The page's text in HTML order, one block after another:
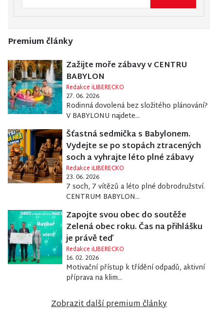
Premium články
Zažijte moře zábavy v CENTRU
BABYLON
Redakce iLIBERECKO
27. 06. 2026
Rodinná dovolená bez složitého plánování?
V BABYLONU najdete...
Šťastná sedmička s Babylonem.
Vydejte se po stopách ztracených
soch a vyhrajte léto plné zábavy
Redakce iLIBERECKO
23. 06. 2026
7 soch, 7 vítězů a léto plné dobrodružství.
CENTRUM BABYLON...
Zapojte svou obec do soutěže
Zelená obec roku. Čas na přihlášku
je právě teď
Redakce iLIBERECKO
16. 02. 2026
Motivační přístup k třídění odpadů, aktivní
příprava na klim...
Zobrazit další premium články